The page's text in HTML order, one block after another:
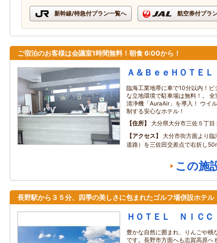
新幹線/特急付プラン一覧へ 航空券付プラ
ご宿泊のお客様は会議室1時間無料！朝食 6:00から！
Ａ＆ＢｅｅＨＯＴＥＬ
臨海工業地帯に車で10分以内！
な立地環境で駐車場は無料！。
清浄機「AuraAir」を導入！ ウイ
制する安心なホテル！
住所
大分県大分市三佐５丁目
アクセス
大分市街方面より
道路）を三佐田交差点で右折し
この施
長野駅から３５分、四季の美しさに包まれたゴルフ場併設ホテル
ＨＯＴＥＬ ＮＩＣＣ
豊かな自然に囲まれ、りんごや桃
です。長野市方面へも志賀高原へ